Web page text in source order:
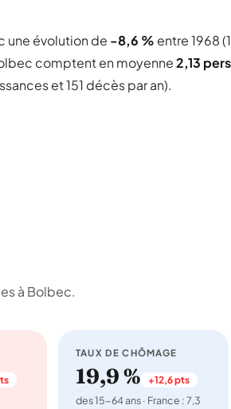
une évolution de -8,6 % entre 1968
comptent en moyenne2,13
et 151 décès par an).
à Bolbec.
TAUX DE CHÔMAGE
19,9 % +12,6 pts
des 15-64 ans · France : 7,3